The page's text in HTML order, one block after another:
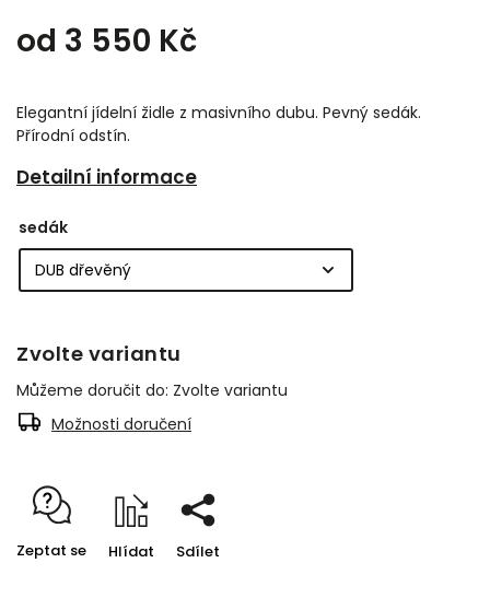
od 3 550 Kč
Elegantní jídelní židle z masivního dubu. Pevný sedák.
Přírodní odstín.
Detailní informace
sedák
Zvolte variantu
Můžeme doručit do: Zvolte variantu
Možnosti doručení
Zeptat se Hlídat Sdílet